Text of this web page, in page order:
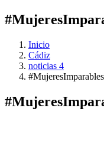
Inicio
Cádiz
noticias 4